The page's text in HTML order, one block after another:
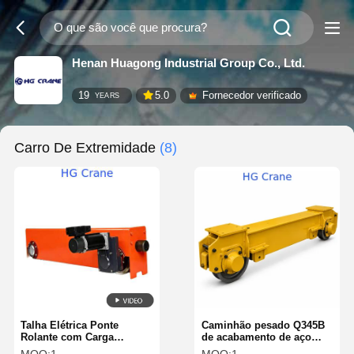
Henan Huagong Industrial Group Co., Ltd.
19 YEARS 5.0 Fornecedor verificado
Carro De Extremidade (8)
Talha Elétrica Ponte
Rolante com Carga
Máxima de Elevação de 5t
Caminhão pesado Q345B
de acabamento de aço
com rodas forjadas para